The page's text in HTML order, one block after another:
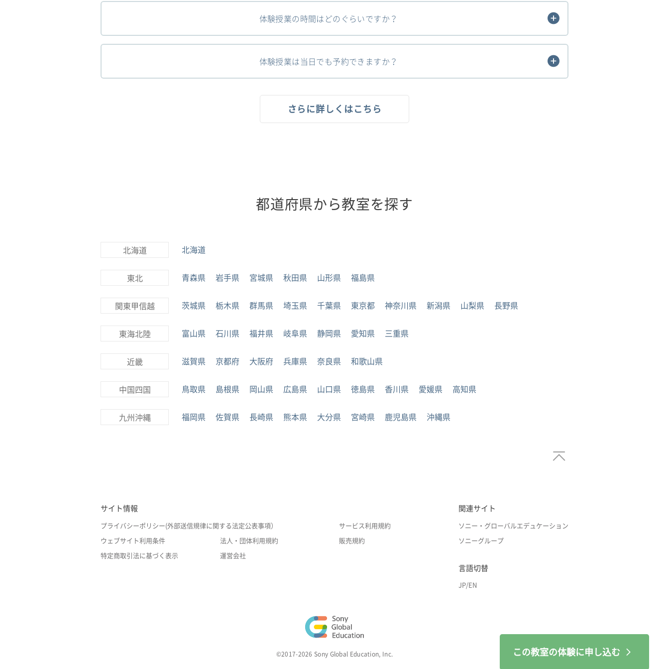
この教室の体験に申し込む
体験授業の時間はどのぐらいですか？
体験授業は当日でも予約できますか？
さらに詳しくはこちら
都道府県から教室を探す
北海道 北海道
東北 青森県 岩手県 宮城県 秋田県 山形県 福島県
関東甲信越 茨城県 栃木県 群馬県 埼玉県 千葉県 東京都 神奈川県 新潟県 山梨県 長野県
東海北陸 富山県 石川県 福井県 岐阜県 静岡県 愛知県 三重県
近畿 滋賀県 京都府 大阪府 兵庫県 奈良県 和歌山県
中国四国 鳥取県 島根県 岡山県 広島県 山口県 徳島県 香川県 愛媛県 高知県
九州沖縄 福岡県 佐賀県 長崎県 熊本県 大分県 宮崎県 鹿児島県 沖縄県
サイト情報
プライバシーポリシー(外部送信規律に関する法定公表事項） サービス利用規約
ウェブサイト利用条件 法人・団体利用規約 販売規約
特定商取引法に基づく表示 運営会社
関連サイト
ソニー・グローバルエデュケーション
ソニーグループ
言語切替
JP/EN
©2017-2026 Sony Global Education, Inc.